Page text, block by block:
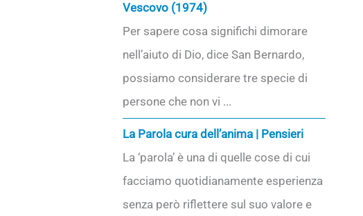
Vescovo (1974)
Per sapere cosa significhi dimorare
nell’aiuto di Dio, dice San Bernardo,
possiamo considerare tre specie di
persone che non vi ...
La Parola cura dell’anima | Pensieri
La ‘parola’ è una di quelle cose di cui
facciamo quotidianamente esperienza
senza però riflettere sul suo valore e